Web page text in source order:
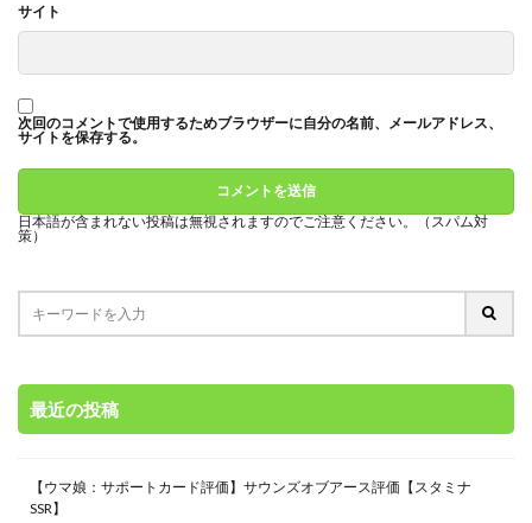
サイト
次回のコメントで使用するためブラウザーに自分の名前、メールアドレス、
サイトを保存する。
日本語が含まれない投稿は無視されますのでご注意ください。（スパム対
策）
最近の投稿
【ウマ娘：サポートカード評価】サウンズオブアース評価【スタミナ
SSR】